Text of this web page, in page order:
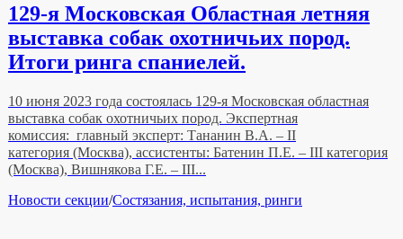
129-я Московская Областная летняя
выставка собак охотничьих пород.
Итоги ринга спаниелей.
10 июня 2023 года состоялась 129-я Московская областная
выставка собак охотничьих пород. Экспертная
комиссия: главный эксперт: Тананин В.А. – II
категория (Москва), ассистенты: Батенин П.Е. – III категория
(Москва), Вишнякова Г.Е. – III...
Рубрики
Новости секции/Состязания, испытания, ринги